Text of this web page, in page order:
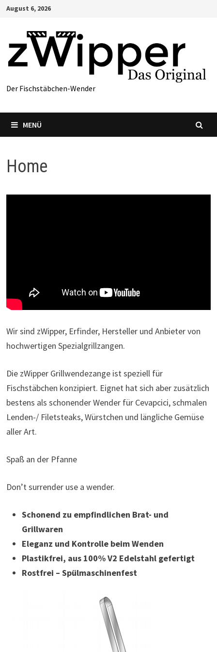
Zurück
August 6, 2026
Der Fischstäbchen-Wender
MENÜ
Home
Wir sind zWipper, Erfinder, Hersteller und Anbieter von
hochwertigen Spezialgrillzangen.
Die zWipper Grillwendezange ist speziell für
Fischstäbchen konzipiert. Eignet hat sich aber zusätzlich
bestens als schonender Wender für Cevapcici, schmalen
Lenden-/ Filetsteaks, Würstchen und längliche Gemüse
aller Art.
Spaß an der Pfanne
Don’t surrender use a wender.
Schonend zu empfindlichen Brat- und
Grillwaren
Eleganz und Kontrolle beim Wenden
Plastikfrei, aus 100% V2 Edelstahl gefertigt
Rostfrei – Spülmaschinenfest